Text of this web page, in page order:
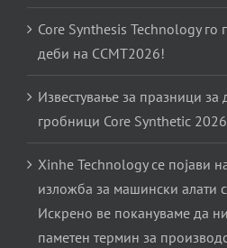
Core Synthesis Technology го
деби на CCMT2026!
Известување за празници за
гробници Core Synthetic
Xinhe Technology се појави
изложба за машински алати
Искрено ве покануваме да
паметен термин за